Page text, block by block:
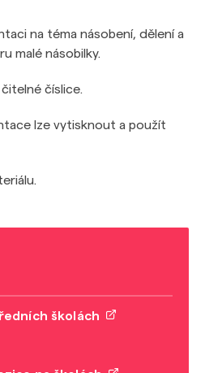
na téma násobení, dělení a
malé násobilky.
číslice.
lze vytisknout a použít
školách